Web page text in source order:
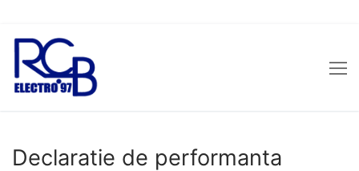
Sari
conținut
Declaratie de performanta